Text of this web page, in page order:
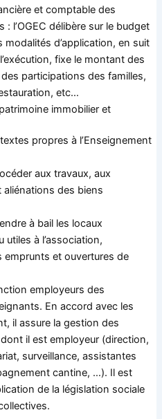
et comptable des
: l’OGEC délibère sur le budget
modalités d’application, en suit
fixe le montant des
participations des familles,
etc…
immobilier et
propres à l’Enseignement
aux travaux, aux
aliénations des biens
à bail les locaux
utiles à l’association,
emprunts et ouvertures de
employeurs des
En accord avec les
il assure la gestion des
il est employeur (direction,
surveillance, assistantes
cantine, …). Il est
de la législation sociale